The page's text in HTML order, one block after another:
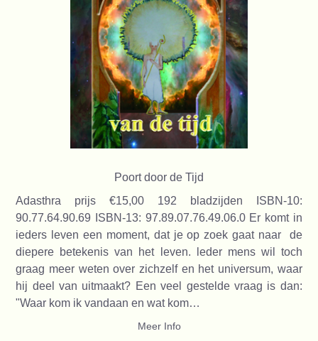
Poort door de Tijd
Adasthra prijs €15,00 192 bladzijden ISBN-10:
90.77.64.90.69 ISBN-13: 97.89.07.76.49.06.0 Er komt in
ieders leven een moment, dat je op zoek gaat naar de
diepere betekenis van het leven. leder mens wil toch
graag meer weten over zichzelf en het universum, waar
hij deel van uitmaakt? Een veel gestelde vraag is dan:
"Waar kom ik vandaan en wat kom…
Meer Info